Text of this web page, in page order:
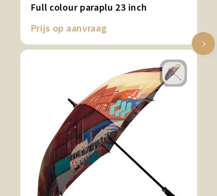
Full colour paraplu 23 inch
Prijs op aanvraag